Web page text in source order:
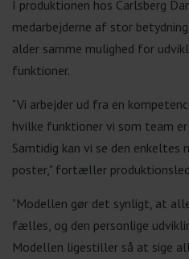
I produktionen hos Carlsberg
medarbejderne af stor
alder samme mulighed for
funktioner.
"Vi arbejder ud fra en
hvilke funktioner vi som team
Samtidig kan vi se den enkeltes
poster," fortæller
"Modellen gør det synligt, at
fælles, og den personlige
Modellen ligestiller så at sige